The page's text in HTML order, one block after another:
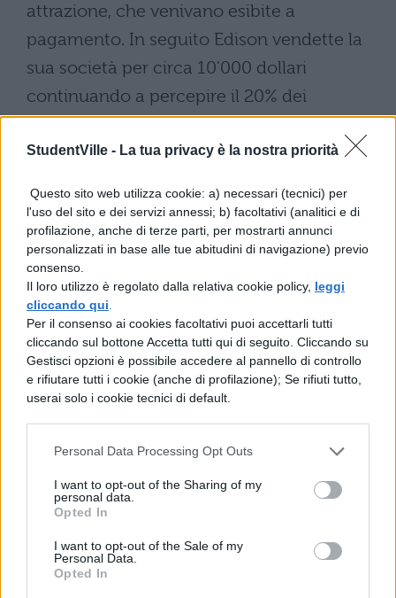
StudentVille - La tua privacy è la nostra priorità
Questo sito web utilizza cookie: a) necessari (tecnici) per
l'uso del sito e dei servizi annessi; b) facoltativi (analitici e di
profilazione, anche di terze parti, per mostrarti annunci
personalizzati in base alle tue abitudini di navigazione) previo
consenso.
Il loro utilizzo è regolato dalla relativa cookie policy, leggi
cliccando qui
Per il consenso ai cookies facoltativi puoi accettarli tutti
cliccando sul bottone Accetta tutti qui di seguito. Cliccando su
Gestisci opzioni è possibile accedere al pannello di controllo
e rifiutare tutti i cookie (anche di profilazione); Se rifiuti tutto,
userai solo i cookie tecnici di default.
Personal Data Processing Opt Outs
I want to opt-out of the Sharing of my
personal data.
Opted In
I want to opt-out of the Sale of my
Personal Data.
Opted In
attrazione, che venivano esibite a
pagamento. In seguito Edison vendette la
sua società per circa 10'000 dollari
continuando a percepire il 20% dei
guadagni della società.
Scarica il contenuto
TI POTREBBE INTERESSARE
Colori Primari: quali
come trova l'acqua